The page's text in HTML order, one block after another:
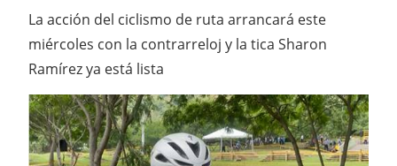
La acción del ciclismo de ruta arrancará este
miércoles con la contrarreloj y la tica Sharon
Ramírez ya está lista